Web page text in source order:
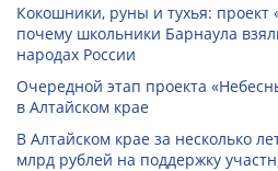
Кокошники, руны и тухья: проект
почему школьники Барнаула
народах России
Очередной этап проекта
в Алтайском крае
В Алтайском крае за несколько
млрд рублей на поддержку